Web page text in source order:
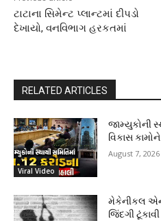
ટાટાના સિમેન્ટ પ્લાન્ટમાં દીપડો
દેખાયો, વનવિભાગ હરકતમાં
RELATED ARTICLES
Viral Video
જામ્યુકોની
વિકાસ
August 7, 2026
મેકેનીકલ
જિંદગી ટૂંકાવી